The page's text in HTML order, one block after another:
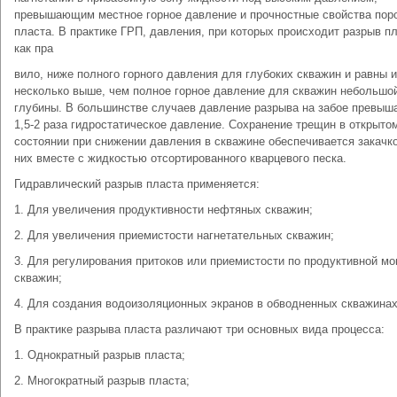
превышающим местное горное давление и прочностные свойства
пласта. В практике ГРП, давления, при которых происходит разрыв
как пра
вило, ниже полного горного давления для глубоких скважин и равны
несколько выше, чем полное горное давление для скважин
глубины. В большинстве случаев давление разрыва на забое
1,5-2 раза гидростатическое давление. Сохранение трещин в
состоянии при снижении давления в скважине обеспечивается
них вместе с жидкостью отсортированного кварцевого песка.
Гидравлический разрыв пласта применяется:
1. Для увеличения продуктивности нефтяных скважин;
2. Для увеличения приемистости нагнетательных скважин;
3. Для регулирования притоков или приемистости по продуктивной
скважин;
4. Для создания водоизоляционных экранов в обводненных
В практике разрыва пласта различают три основных вида процесса:
1. Однократный разрыв пласта;
2. Многократный разрыв пласта;